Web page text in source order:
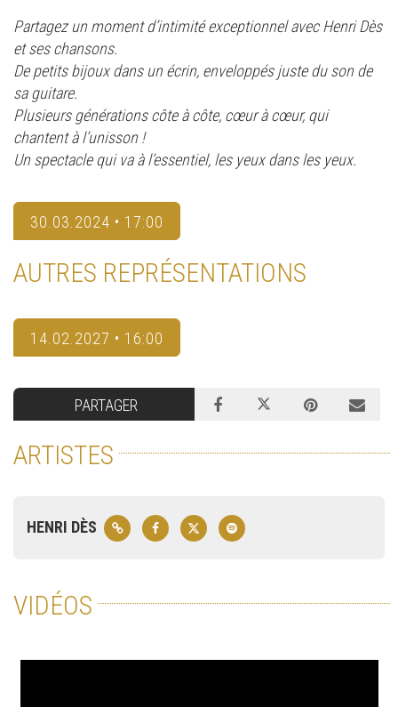
Partagez un moment d’intimité exceptionnel avec Henri Dès
et ses chansons.
De petits bijoux dans un écrin, enveloppés juste du son de
sa guitare.
Plusieurs générations côte à côte, cœur à cœur, qui
chantent à l’unisson !
Un spectacle qui va à l’essentiel, les yeux dans les yeux.
30.03.2024 • 17:00
AUTRES REPRÉSENTATIONS
14.02.2027 • 16:00
PARTAGER
ARTISTES
HENRI DÈS
VIDÉOS